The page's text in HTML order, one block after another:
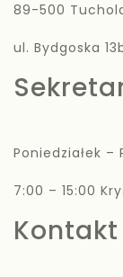
89-500
ul. Bydgoska
Poniedziałek –
7:00 – 15:00
Kontakt